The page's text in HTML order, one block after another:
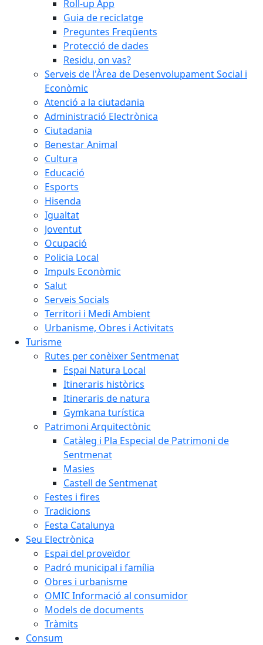
Roll-up App
Guia de reciclatge
Preguntes Freqüents
Protecció de dades
Residu, on vas?
Serveis de l'Àrea de Desenvolupament Social i
Econòmic
Atenció a la ciutadania
Administració Electrònica
Ciutadania
Benestar Animal
Cultura
Educació
Esports
Hisenda
Igualtat
Joventut
Ocupació
Policia Local
Impuls Econòmic
Salut
Serveis Socials
Territori i Medi Ambient
Urbanisme, Obres i Activitats
Turisme
Rutes per conèixer Sentmenat
Espai Natura Local
Itineraris històrics
Itineraris de natura
Gymkana turística
Patrimoni Arquitectònic
Catàleg i Pla Especial de Patrimoni de
Sentmenat
Masies
Castell de Sentmenat
Festes i fires
Tradicions
Festa Catalunya
Seu Electrònica
Espai del proveïdor
Padró municipal i família
Obres i urbanisme
OMIC Informació al consumidor
Models de documents
Tràmits
Consum